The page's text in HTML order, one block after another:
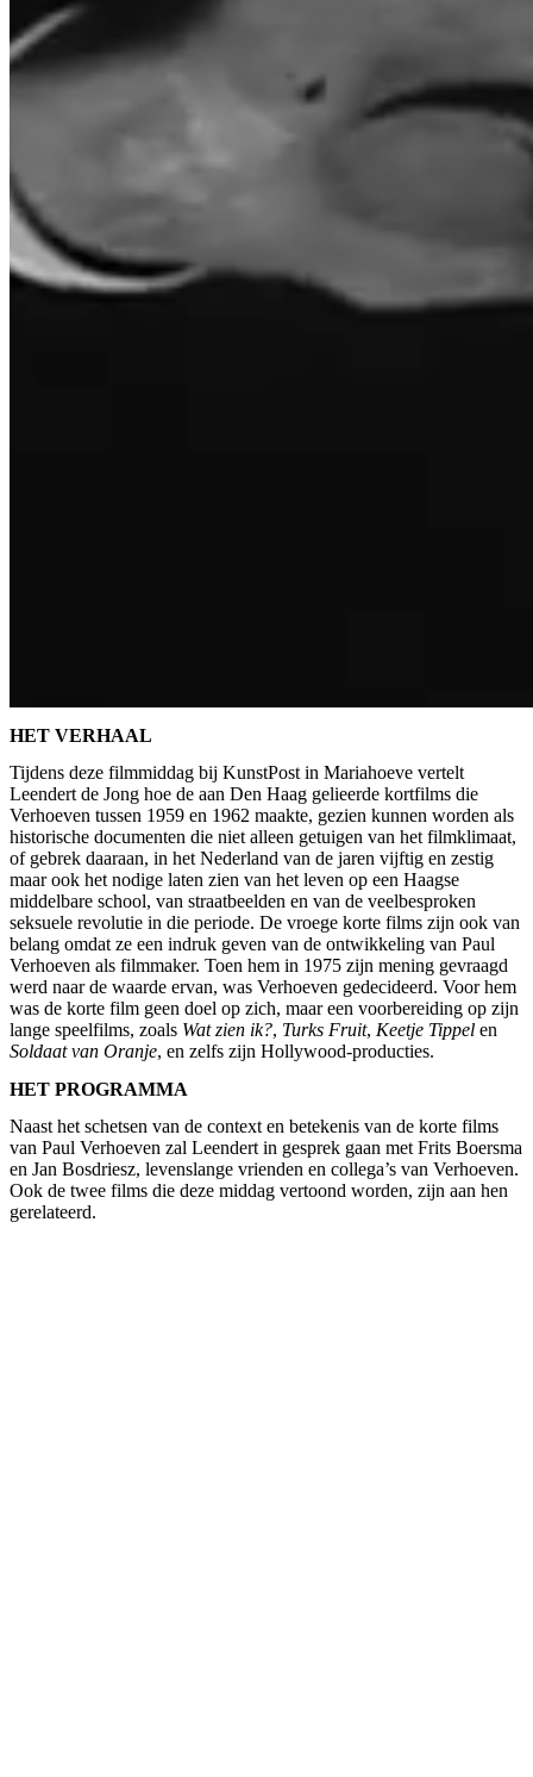
HET VERHAAL
Tijdens deze filmmiddag bij KunstPost in Mariahoeve vertelt
Leendert de Jong hoe de aan Den Haag gelieerde kortfilms die
Verhoeven tussen 1959 en 1962 maakte, gezien kunnen worden als
historische documenten die niet alleen getuigen van het filmklimaat,
of gebrek daaraan, in het Nederland van de jaren vijftig en zestig
maar ook het nodige laten zien van het leven op een Haagse
middelbare school, van straatbeelden en van de veelbesproken
seksuele revolutie in die periode. De vroege korte films zijn ook van
belang omdat ze een indruk geven van de ontwikkeling van Paul
Verhoeven als filmmaker. Toen hem in 1975 zijn mening gevraagd
werd naar de waarde ervan, was Verhoeven gedecideerd. Voor hem
was de korte film geen doel op zich, maar een voorbereiding op zijn
lange speelfilms, zoals Wat zien ik?, Turks Fruit, Keetje Tippel en
Soldaat van Oranje, en zelfs zijn Hollywood-producties.
HET PROGRAMMA
Naast het schetsen van de context en betekenis van de korte films
van Paul Verhoeven zal Leendert in gesprek gaan met Frits Boersma
en Jan Bosdriesz, levenslange vrienden en collega’s van Verhoeven.
Ook de twee films die deze middag vertoond worden, zijn aan hen
gerelateerd.